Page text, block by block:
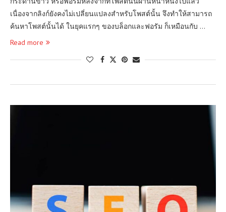
เนื่องจากลิงก์ยังคงไม่เปลี่ยนแปลงสำหรับโพสต์นั้น จึงทำให้สามารถ
ค้นหาโพสต์นั้นได้ ในยุคแรกๆ ของบล็อกและฟอรัม ก็เหมือนกับ …
Read more